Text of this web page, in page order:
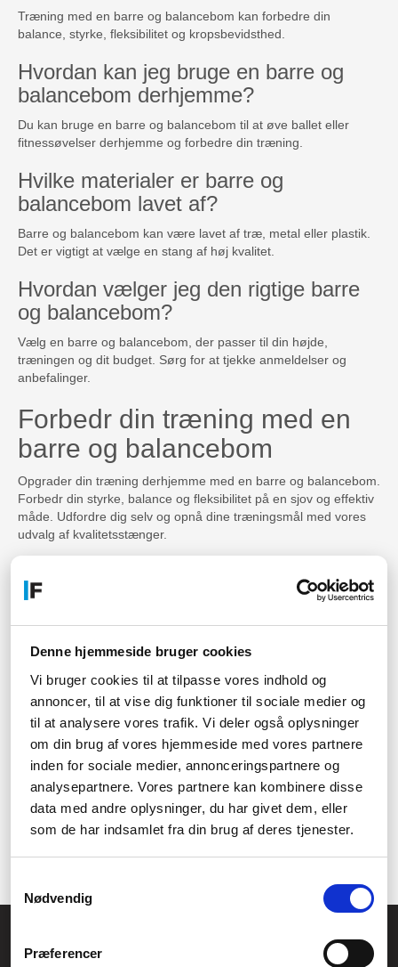
Denne hjemmeside bruger cookies
Vi bruger cookies til at tilpasse vores indhold og
annoncer, til at vise dig funktioner til sociale medier og
til at analysere vores trafik. Vi deler også oplysninger
om din brug af vores hjemmeside med vores partnere
inden for sociale medier, annonceringspartnere og
analysepartnere. Vores partnere kan kombinere disse
data med andre oplysninger, du har givet dem, eller
som de har indsamlet fra din brug af deres tjenester.
Nødvendig
Præferencer
Træning med en barre og balancebom kan forbedre din
balance, styrke, fleksibilitet og kropsbevidsthed.
Hvordan kan jeg bruge en barre og
balancebom derhjemme?
Du kan bruge en barre og balancebom til at øve ballet eller
fitnessøvelser derhjemme og forbedre din træning.
Hvilke materialer er barre og
balancebom lavet af?
Barre og balancebom kan være lavet af træ, metal eller plastik.
Det er vigtigt at vælge en stang af høj kvalitet.
Hvordan vælger jeg den rigtige barre
og balancebom?
Vælg en barre og balancebom, der passer til din højde,
træningen og dit budget. Sørg for at tjekke anmeldelser og
anbefalinger.
Forbedr din træning med en
barre og balancebom
Opgrader din træning derhjemme med en barre og balancebom.
Forbedr din styrke, balance og fleksibilitet på en sjov og effektiv
måde. Udfordre dig selv og opnå dine træningsmål med vores
udvalg af kvalitetsstænger.
Øv ballet derhjemme med en
barre og balancebom
balancebom kan du forbedre din teknik, styrke og
kropsbevidsthed. Skab din egen balletstue og tag din træning til
det næste niveau.
Forbedr din balance og styrke
med en barre og balancebom
Udfordr din balance og styrke med vores barre og balancebom.
Træn dine muskler og din kropsstabilitet på en sjov og effektiv
måde. Opnå dine træningsmål og bliv den bedste version af dig
CVR.: 26208637